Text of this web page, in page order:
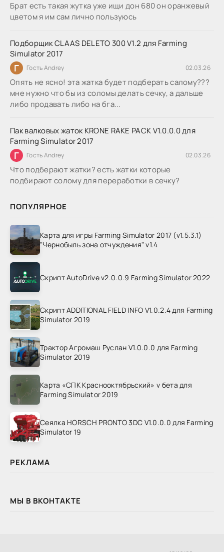
Брат есть такая жутка уже ищи дон 680 он оранжевый
цветом я им сам лично пользуюсь
Подборщик CLAAS DELETO 300 V1.2 для Farming
Simulator 2017
Г Гость Andrey 02.03.26
Опять не ясно! эта жатка будет подберать салому???
мне нужно что бы из соломы делать сечку, а дальше
либо продавать либо на бга...
Пак валковых жаток KRONE RAKE PACK V1.0.0.0 для
Farming Simulator 2017
Г Гость Andrey 02.03.26
Что подберают жатки? есть жатки которые
подбирают солому для переработки в сечку?
ПОПУЛЯРНОЕ
Карта для игры Farming Simulator 2017 (v1.5.3.1)
"Чернобыль зона отчуждения" v1.4
Скрипт AutoDrive v2.0.0.9 Farming Simulator 2022
Скрипт ADDITIONAL FIELD INFO V1.0.2.4 для Farming
Simulator 2019
Трактор Агромаш Руслан V1.0.0.0 для Farming
Simulator 2019
Карта «СПК Краснооктябрьский» v бета для
Farming Simulator 2019
Сеялка HORSCH PRONTO 3DC V1.0.0.0 для Farming
Simulator 19
РЕКЛАМА
МЫ В ВКОНТАКТЕ